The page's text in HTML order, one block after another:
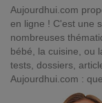
Aujourdhui.com
en ligne ! C'est une
nombreuses
bébé, la cuisine, ou
tests, dossiers,
Aujourdhui.com :